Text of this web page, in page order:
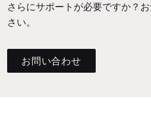
さらにサポートが必要ですか？
さい。
お問い合わせ